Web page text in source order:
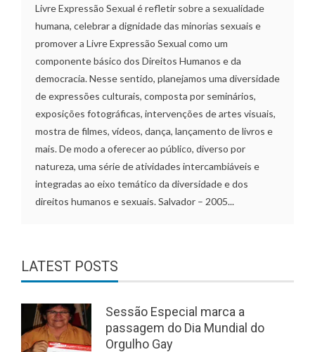
Livre Expressão Sexual é refletir sobre a sexualidade
humana, celebrar a dignidade das minorias sexuais e
promover a Livre Expressão Sexual como um
componente básico dos Direitos Humanos e da
democracia. Nesse sentido, planejamos uma diversidade
de expressões culturais, composta por seminários,
exposições fotográficas, intervenções de artes visuais,
mostra de filmes, vídeos, dança, lançamento de livros e
mais. De modo a oferecer ao público, diverso por
natureza, uma série de atividades intercambiáveis e
integradas ao eixo temático da diversidade e dos
direitos humanos e sexuais. Salvador – 2005...
LATEST POSTS
Sessão Especial marca a
passagem do Dia Mundial do
Orgulho Gay